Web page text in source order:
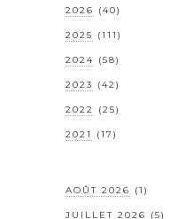
2026 (40)
2025 (111)
2024 (58)
2023 (42)
2022 (25)
2021 (17)
AOÛT 2026 (1)
JUILLET 2026 (5)